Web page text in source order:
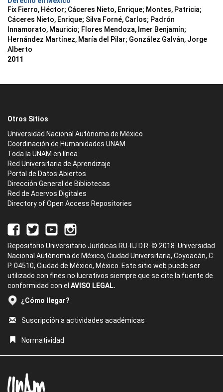
Fix Fierro, Héctor; Cáceres Nieto, Enrique; Montes, Patricia;
Cáceres Nieto, Enrique; Silva Forné, Carlos; Padrón
Innamorato, Mauricio; Flores Mendoza, Imer Benjamín;
Hernández Martínez, María del Pilar; González Galván, Jorge
Alberto
2011
Otros Sitios
Universidad Nacional Autónoma de México
Coordinación de Humanidades UNAM
Toda la UNAM en línea
Red Universitaria de Aprendizaje
Portal de Datos Abiertos
Dirección General de Bibliotecas
Red de Acervos Digitales
Directory of Open Access Repositories
Repositorio Universitario Jurídicas RU-IIJ D.R. © 2018. Universidad
Nacional Autónoma de México, Ciudad Universitaria, Coyoacán, C.
P. 04510, Ciudad de México, México. Este sitio web puede ser
utilizado con fines no lucrativos siempre que se cite la fuente de
conformidad con el AVISO LEGAL.
¿Cómo llegar?
Suscripción a actividades académicas
Normatividad